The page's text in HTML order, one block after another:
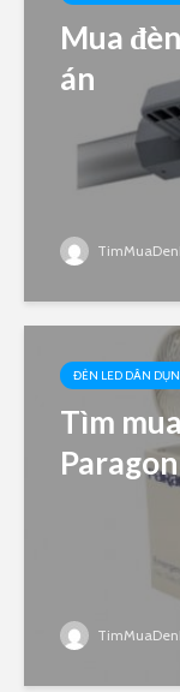
Mua
án
ĐÈN LED DÂN
Tìm
Paragon